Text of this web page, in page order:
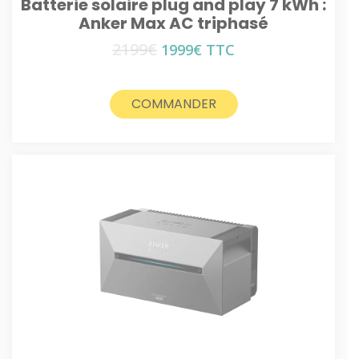
Batterie solaire plug and play 7 kWh :
Anker Max AC triphasé
2199€ Le
était :
2199€.
1999€ Le
est :
1999€.
TTC
COMMANDER